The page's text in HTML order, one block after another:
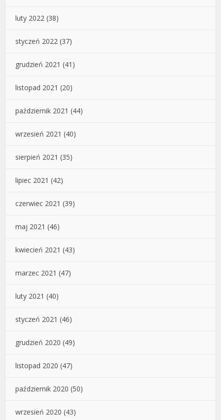
luty 2022 (38)
styczeń 2022 (37)
grudzień 2021 (41)
listopad 2021 (20)
październik 2021 (44)
wrzesień 2021 (40)
sierpień 2021 (35)
lipiec 2021 (42)
czerwiec 2021 (39)
maj 2021 (46)
kwiecień 2021 (43)
marzec 2021 (47)
luty 2021 (40)
styczeń 2021 (46)
grudzień 2020 (49)
listopad 2020 (47)
październik 2020 (50)
wrzesień 2020 (43)